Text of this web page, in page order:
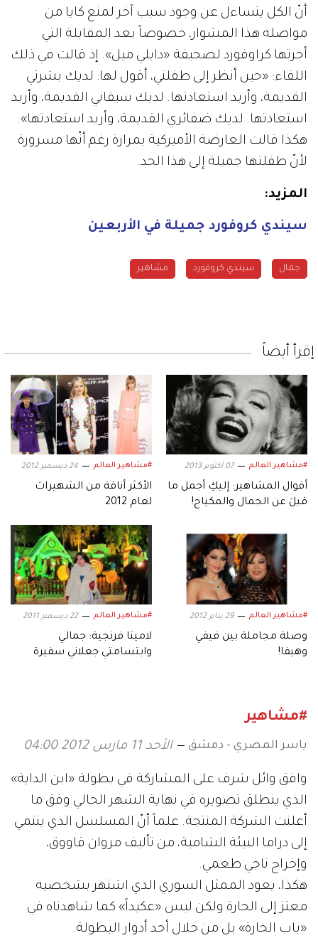
أنّ الكل يتساءل عن وجود سبب آخر لمنع كايا من
مواصلة هذا المشوار، خصوصاً بعد المقابلة التي
أجرتها كراوفورد لصحيفة «دايلي ميل». إذ قالت في ذلك
اللقاء: «حين أنظر إلى طفلتي، أقول لها: لديك بشرتي
القديمة، وأريد استعادتها. لديك سيقاني القديمة، وأريد
استعادتها. لديك ضفائري القديمة، وأريد استعادتها».
هكذا قالت العارضة الأميركية بمرارة رغم أنّها مسرورة
لأنّ طفلتها جميلة إلى هذا الحد.
المزيد:
سيندي كروفورد جميلة في الأربعين
جمال سيندي كروفورد مشاهير
إقرأ أيضاً
#مشاهير العالم 07 أكتوبر 2013
أقوال المشاهير: إليكِ أجمل ما
قيلَ عن الجمال والمكياج!
#مشاهير العالم 24 ديسمبر 2012
الأكثر أناقة من الشهيرات
لعام 2012
#مشاهير العالم 29 يناير 2012
وصلة مجاملة بين فيفي
وهيفا!
#مشاهير العالم 22 ديسمبر 2011
لاميتا فرنجية: جمالي
وابتسامتي جعلاني سفيرة
#مشاهير
ياسر المصري - دمشق الأحد 11 مارس 2012 04:00
وافق وائل شرف على المشاركة في بطولة «ابن الداية»
الذي ينطلق تصويره في نهاية الشهر الحالي وفق ما
أعلنت الشركة المنتجة. علماً أنّ المسلسل الذي ينتمي
إلى دراما البيئة الشامية، من تأليف مروان قاووق،
وإخراج ناجي طعمي.
هكذا، يعود الممثل السوري الذي اشتهر بشخصية
معتز إلى الحارة ولكن ليس «عكيداً» كما شاهدناه في
«باب الحارة» بل من خلال أحد أدوار البطولة.